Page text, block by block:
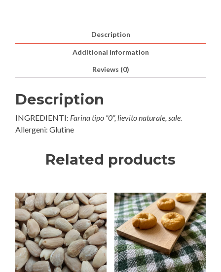
Description
Additional information
Reviews (0)
Description
INGREDIENTI: Farina tipo “0”, lievito naturale, sale.
Allergeni: Glutine
Related products